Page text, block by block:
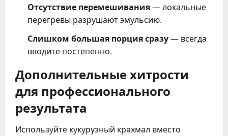
Отсутствие перемешивания— локальные
перегревы разрушают эмульсию.
Слишком большая порция сразу— всегда
вводите постепенно.
Дополнительные хитрости
для профессионального
результата
Используйте кукурузный крахмал вместо